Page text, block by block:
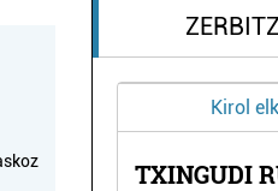
Kirol
TXINGUDI